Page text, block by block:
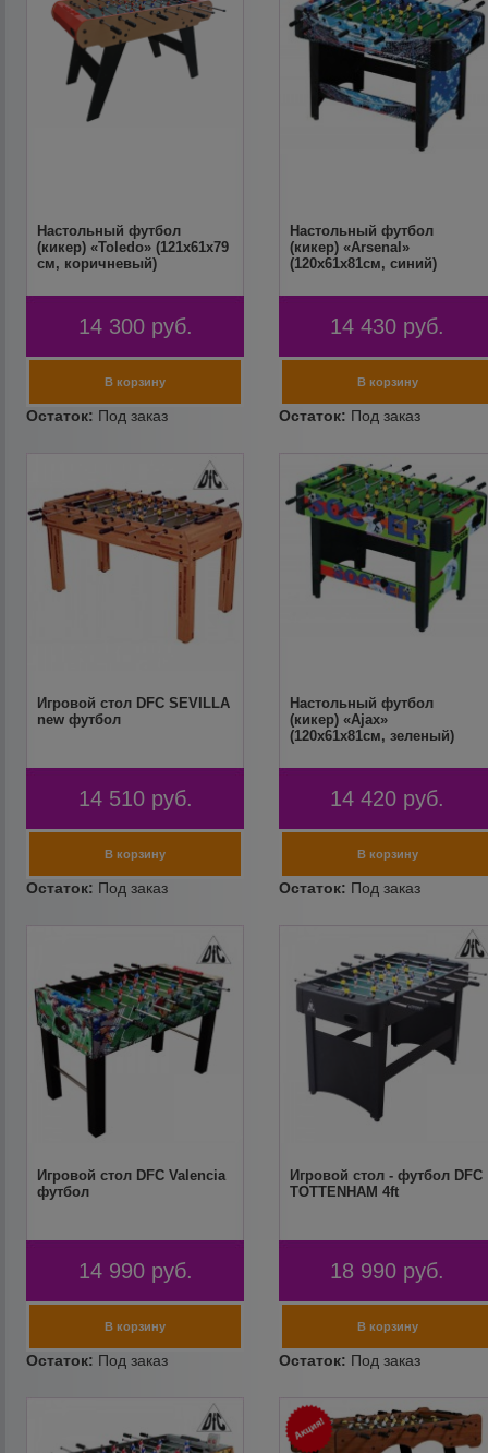
Настольный футбол
(кикер) «Toledo» (121x61x79
см, коричневый)
14 300 руб.
Настольный футбол
(кикер) «Arsenal»
(120x61x81см, синий)
14 430 руб.
Игровой стол DFC SEVILLA
new футбол
14 510 руб.
Настольный футбол
(кикер) «Ajax»
(120x61x81см, зеленый)
14 420 руб.
Игровой стол DFC Valencia
футбол
14 990 руб.
Игровой стол - футбол DFC
TOTTENHAM 4ft
18 990 руб.